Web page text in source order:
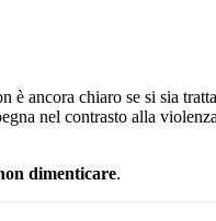
è ancora chiaro se si sia
nel contrasto alla
dimenticare.